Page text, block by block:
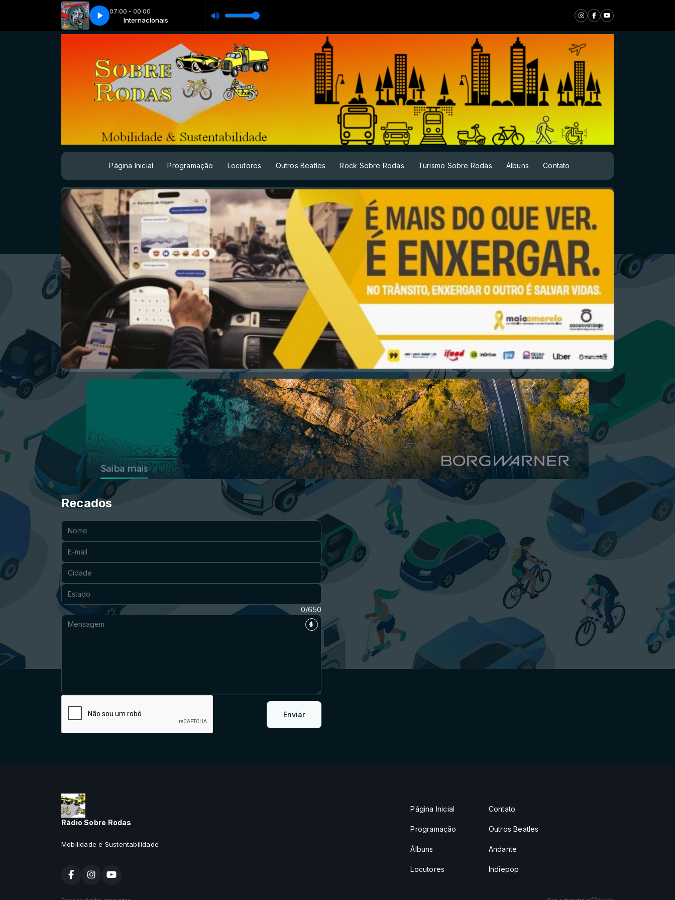
07:00 - 00:00
Internacionais
- Missing Life [NCS Release] gabriawll, QKReign - Missing Life [NCS Release]
Página Inicial Programação Locutores Outros Beatles Rock Sobre Rodas Turismo Sobre Rodas Álbuns Contato
Recados
Nome:
E-mail:
Cidade:
Estado:
Mensagem: 0/650
Enviar
Rádio Sobre Rodas
Mobilidade e Sustentabilidade
Página Inicial
Programação
Álbuns
Locutores
Contato
Outros Beatles
Andante
Indiepop